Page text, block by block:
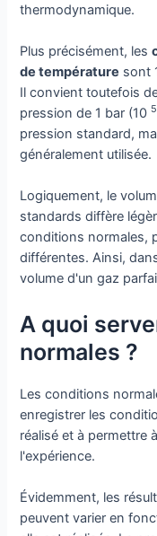
thermodynamique.
Plus précisément, les
de température sont
Il convient toutefois
pression de 1 bar (10 5
pression standard,
généralement utilisée.
Logiquement, le
standards diffère
conditions normales,
différentes. Ainsi,
volume d'un gaz
A quoi
normales ?
Les conditions
enregistrer les
réalisé et à permettre
l'expérience.
Évidemment, les
peuvent varier en